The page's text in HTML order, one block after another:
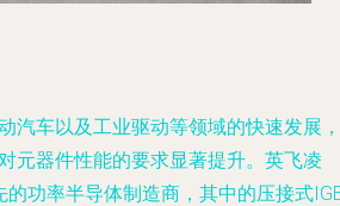
汽车以及工业驱动等领域的快速发展，
元器件性能的要求显著提升。英飞凌
功率半导体制造商，其中的压接式